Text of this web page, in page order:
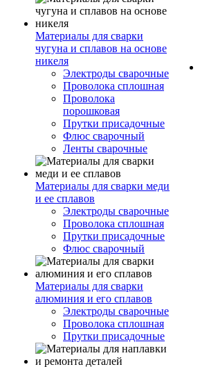
Материалы для сварки
чугуна и сплавов на основе
никеля
Электроды сварочные
Проволока сплошная
Проволока
порошковая
Прутки присадочные
Флюс сварочный
Ленты сварочные
Материалы для сварки меди
и ее сплавов
Электроды сварочные
Проволока сплошная
Прутки присадочные
Флюс сварочный
Материалы для сварки
алюминия и его сплавов
Электроды сварочные
Проволока сплошная
Прутки присадочные